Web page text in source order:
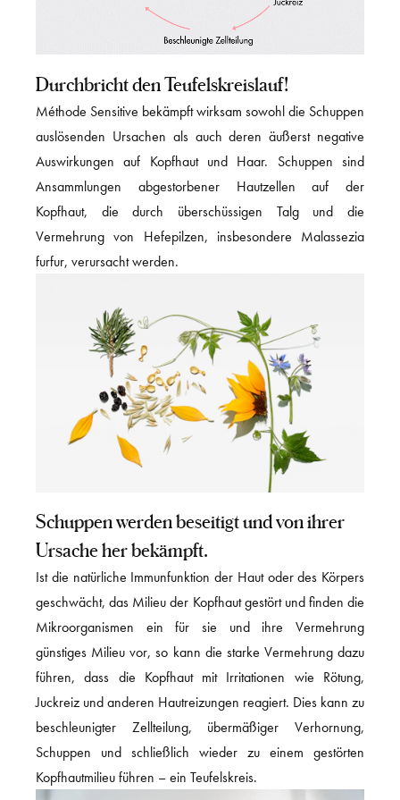
Durchbricht den Teufelskreislauf!
Méthode Sensitive bekämpft wirksam sowohl die Schuppen
auslösenden Ursachen als auch deren äußerst negative
Auswirkungen auf Kopfhaut und Haar. Schuppen sind
Ansammlungen abgestorbener Hautzellen auf der
Kopfhaut, die durch überschüssigen Talg und die
Vermehrung von Hefepilzen, insbesondere Malassezia
furfur, verursacht werden.
Schuppen werden beseitigt und von ihrer
Ursache her bekämpft.
Ist die natürliche Immunfunktion der Haut oder des Körpers
geschwächt, das Milieu der Kopfhaut gestört und finden die
Mikroorganismen ein für sie und ihre Vermehrung
günstiges Milieu vor, so kann die starke Vermehrung dazu
führen, dass die Kopfhaut mit Irritationen wie Rötung,
Juckreiz und anderen Hautreizungen reagiert. Dies kann zu
beschleunigter Zellteilung, übermäßiger Verhornung,
Schuppen und schließlich wieder zu einem gestörten
Kopfhautmilieu führen – ein Teufelskreis.